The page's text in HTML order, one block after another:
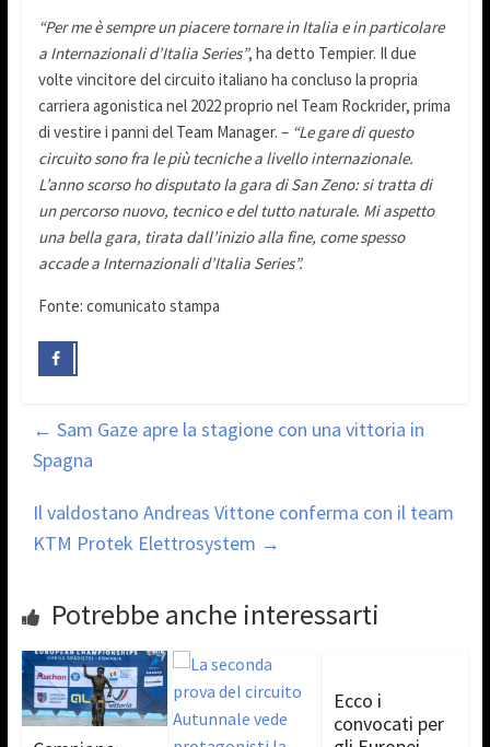
“Per me è sempre un piacere tornare in Italia e in particolare
a Internazionali d’Italia Series”, ha detto Tempier. Il due
volte vincitore del circuito italiano ha concluso la propria
carriera agonistica nel 2022 proprio nel Team Rockrider, prima
di vestire i panni del Team Manager. – “Le gare di questo
circuito sono fra le più tecniche a livello internazionale.
L’anno scorso ho disputato la gara di San Zeno: si tratta di
un percorso nuovo, tecnico e del tutto naturale. Mi aspetto
una bella gara, tirata dall’inizio alla fine, come spesso
accade a Internazionali d’Italia Series”.
Fonte: comunicato stampa
← Sam Gaze apre la stagione con una vittoria in
Spagna
Il valdostano Andreas Vittone conferma con il team
KTM Protek Elettrosystem →
Potrebbe anche interessarti
Ecco i
convocati per